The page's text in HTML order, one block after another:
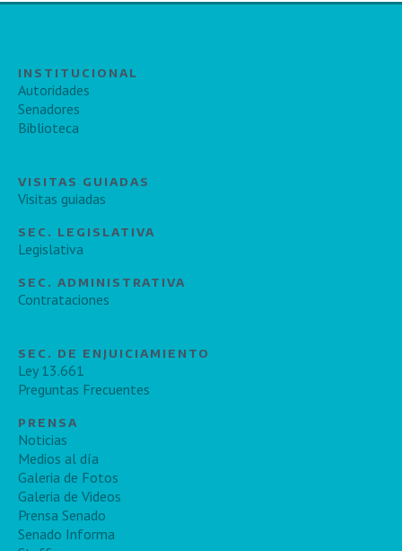
INSTITUCIONAL
Autoridades
Senadores
Biblioteca
VISITAS GUIADAS
Visitas guiadas
SEC. LEGISLATIVA
Legislativa
SEC. ADMINISTRATIVA
Contrataciones
SEC. DE ENJUICIAMIENTO
Ley 13.661
Preguntas Frecuentes
PRENSA
Noticias
Medios al día
Galeria de Fotos
Galeria de Videos
Prensa Senado
Senado Informa